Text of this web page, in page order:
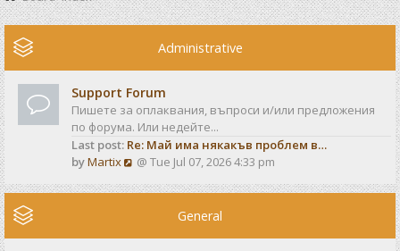
Administrative
Support Forum
Пишете за оплаквания, въпроси и/или предложения
по форума. Или недейте...
Last post: Re: Май има някакъв проблем в…
byMartix
V
e
@ Tue Jul 07, 2026 4:33 pm
General